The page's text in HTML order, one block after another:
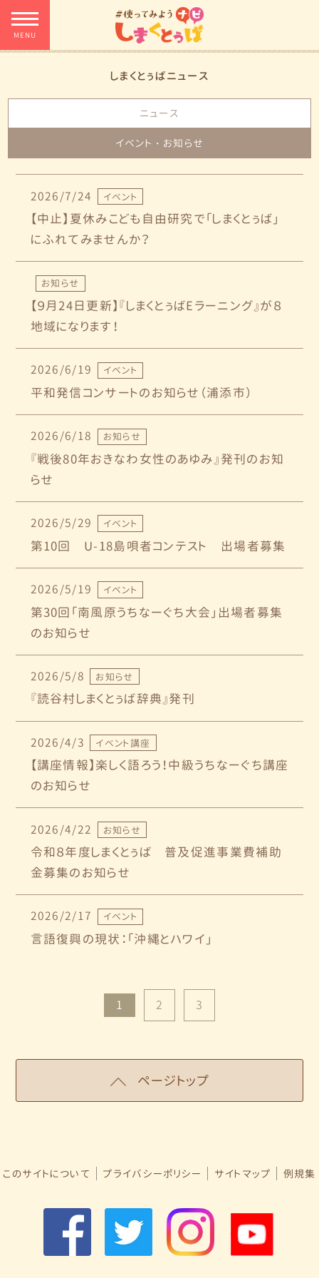
しまくとぅばニュース
ニュース
イベント・お知らせ
2026/7/24 イベント
【中止】夏休みこども自由研究で「しまくとぅば」
にふれてみませんか？
お知らせ
【９月24日更新】『しまくとぅばEラーニング』が８
地域になります！
2026/6/19 イベント
平和発信コンサートのお知らせ（浦添市）
2026/6/18 お知らせ
『戦後80年おきなわ女性のあゆみ』発刊のお知
らせ
2026/5/29 イベント
第10回 U-18島唄者コンテスト 出場者募集
2026/5/19 イベント
第30回「南風原うちなーぐち大会」出場者募集
のお知らせ
2026/5/8 お知らせ
『読谷村しまくとぅば辞典』発刊
2026/4/3 イベント講座
【講座情報】楽しく語ろう！中級うちなーぐち講座
のお知らせ
2026/4/22 お知らせ
令和８年度しまくとぅば 普及促進事業費補助
金募集のお知らせ
2026/2/17 イベント
言語復興の現状：「沖縄とハワイ」
1 2 3
ページトップ
このサイトについて プライバシーポリシー サイトマップ 例規集